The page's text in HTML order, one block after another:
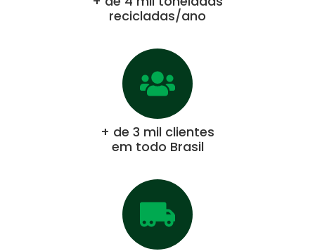
recicladas/ano
+ de 3 mil clientes
em todo Brasil